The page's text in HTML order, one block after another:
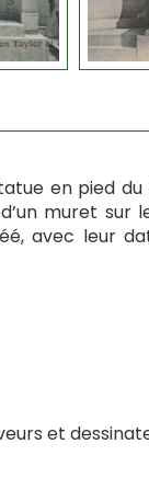
en pied
muret sur
avec leur
et